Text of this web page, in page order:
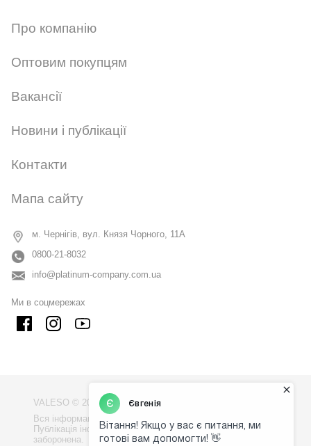
Про компанію
Оптовим покупцям
Вакансії
Новини і публікації
Контакти
Мапа сайту
м. Чернігів, вул. Князя Чорного, 11А
0800-21-8032
info@platinum-company.com.ua
Ми в соцмережах
VALESO © 2009 - 2026
Вся інформація на сайті - власність компанії "VALESO".
Публікація інформації з сайту без узгодження
заборонена.